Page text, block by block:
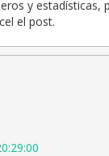
y estadísticas,
el post.